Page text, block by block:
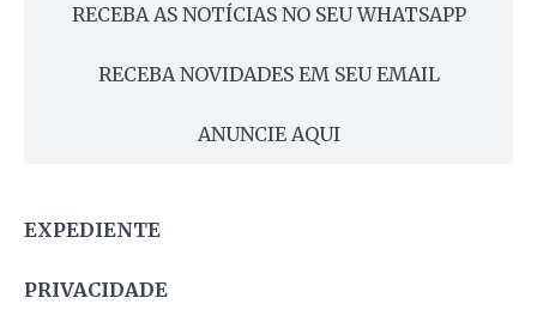
RECEBA AS NOTÍCIAS NO SEU WHATSAPP
RECEBA NOVIDADES EM SEU EMAIL
ANUNCIE AQUI
EXPEDIENTE
PRIVACIDADE